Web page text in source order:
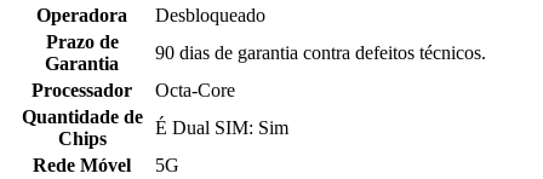
Operadora
Desbloqueado
Prazo de
Garantia
90 dias de garantia contra defeitos técnicos.
Processador
Octa-Core
Quantidade de
Chips
É Dual SIM: Sim
Rede Móvel
5G